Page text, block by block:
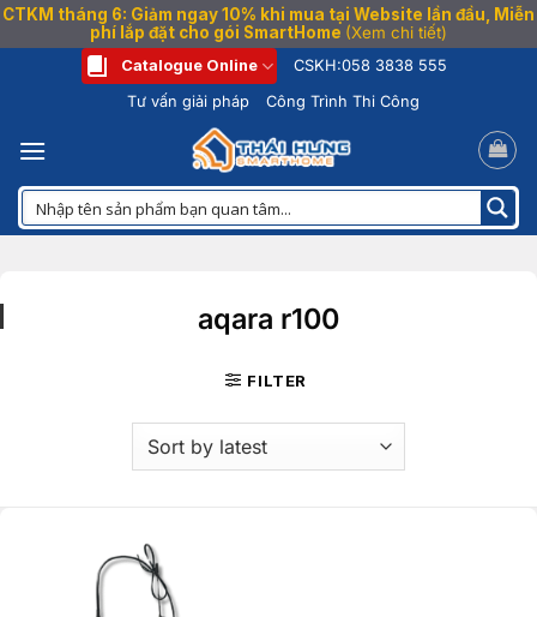
CTKM tháng 6: Giảm ngay 10% khi mua tại Website lần đầu, Miễn
phí lắp đặt cho gói SmartHome (Xem chi tiết)
dung
Catalogue Online CSKH:058 3838 555
Tư vấn giải pháp
Công Trình Thi Công
aqara r100
FILTER